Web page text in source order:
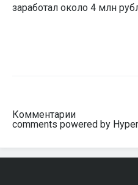
заработал около 4 млн
Комментарии
comments powered by